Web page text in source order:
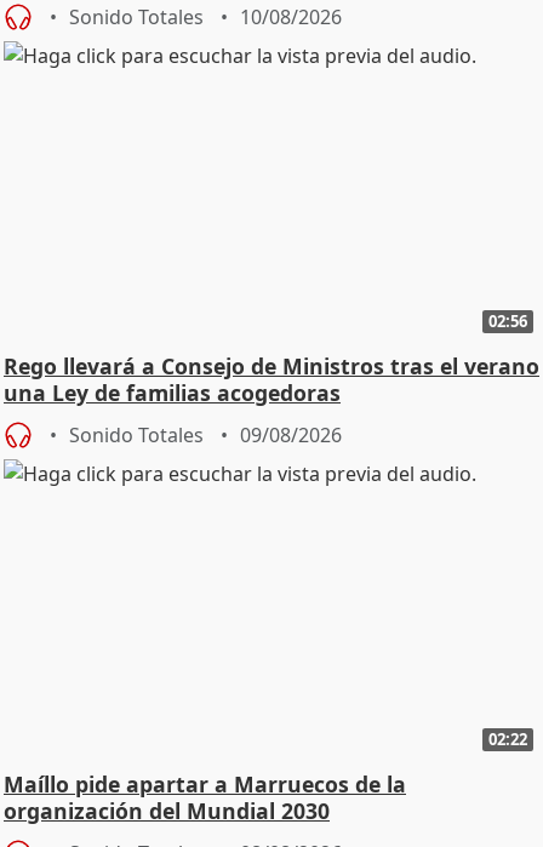
Sonido Totales 10/08/2026
02:56
Rego llevará a Consejo de Ministros tras el verano
una Ley de familias acogedoras
Sonido Totales 09/08/2026
02:22
Maíllo pide apartar a Marruecos de la
organización del Mundial 2030